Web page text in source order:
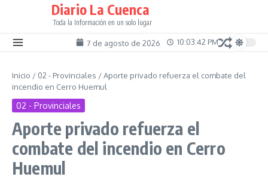
Diario La Cuenca
Toda la Información en un solo lugar
7 de agosto de 2026 10:03:43 PM
Inicio / 02 - Provinciales /Aporte privado refuerza el combate del
incendio en Cerro Huemul
02 - Provinciales
Aporte privado refuerza el
combate del incendio en Cerro
Huemul